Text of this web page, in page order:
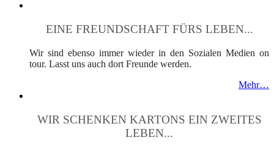
EINE FREUNDSCHAFT FÜRS LEBEN...
Wir sind ebenso immer wieder in den Sozialen Medien on
tour. Lasst uns auch dort Freunde werden.
Mehr…
WIR SCHENKEN KARTONS EIN ZWEITES
LEBEN...